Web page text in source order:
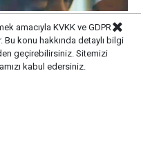
amacıyla KVKK ve GDPR
konu hakkında detaylı bilgi
geçirebilirsiniz. Sitemizi
kabul edersiniz.